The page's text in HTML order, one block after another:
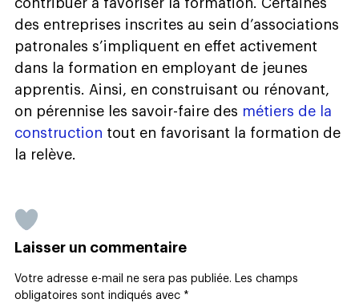
des entreprises inscrites au sein d’associations
patronales s’impliquent en effet activement
dans la formation en employant de jeunes
apprentis. Ainsi, en construisant ou rénovant,
on pérennise les savoir-faire des métiers de la
construction tout en favorisant la formation de
la relève.
Laisser un commentaire
Votre adresse e-mail ne sera pas publiée.
Les champs
obligatoires sont indiqués avec *